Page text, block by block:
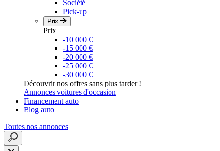
Société
Pick-up
Prix
Prix
-10 000 €
-15 000 €
-20 000 €
-25 000 €
-30 000 €
Découvrir nos offres sans plus tarder !
Annonces voitures d'occasion
Financement auto
Blog auto
Toutes nos annonces